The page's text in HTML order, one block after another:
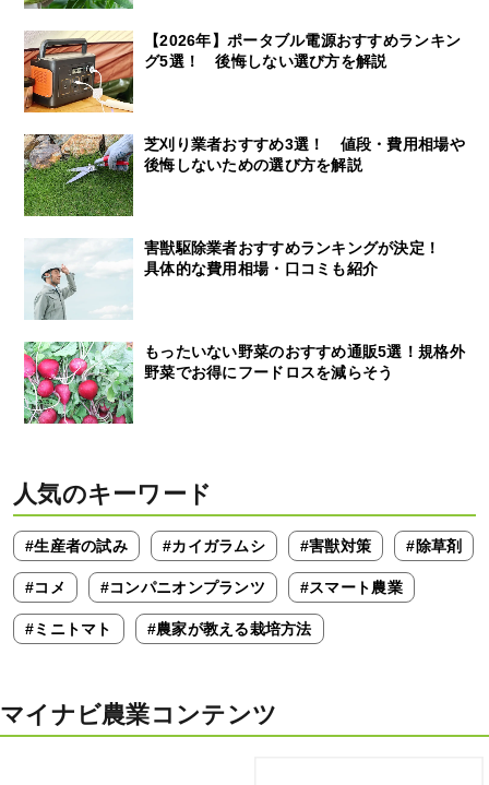
【2026年】ポータブル電源おすすめランキン
グ5選！ 後悔しない選び方を解説
芝刈り業者おすすめ3選！ 値段・費用相場や
後悔しないための選び方を解説
害獣駆除業者おすすめランキングが決定！
具体的な費用相場・口コミも紹介
もったいない野菜のおすすめ通販5選！規格外
野菜でお得にフードロスを減らそう
人気のキーワード
#生産者の試み #カイガラムシ #害獣対策 #除草剤
#コメ #コンパニオンプランツ #スマート農業
#ミニトマト #農家が教える栽培方法
マイナビ農業コンテンツ